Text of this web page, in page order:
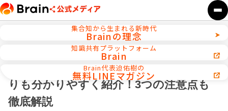
集合知から生まれる新時代
Brainの理念
知識共有プラットフォーム
Brain
Brain代表迫佑樹の
無料LINEマガジン
【画像あり】TikTokの予約投稿をどこよ
りも分かりやすく紹介！3つの注意点も
徹底解説